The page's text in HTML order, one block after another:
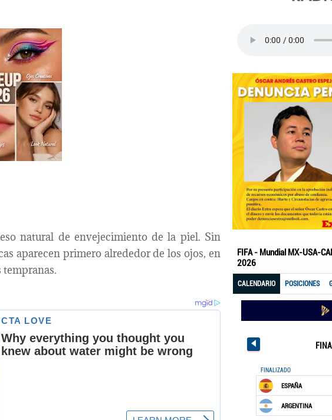
natural de envejecimiento de la piel. Sin
aparecen primero alrededor de los ojos, en
tempranas.